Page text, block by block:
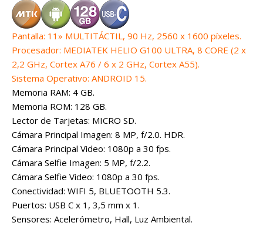
Pantalla: 11» MULTITÁCTIL, 90 Hz, 2560 x 1600 píxeles.
Procesador: MEDIATEK HELIO G100 ULTRA, 8 CORE (2 x
2,2 GHz, Cortex A76 / 6 x 2 GHz, Cortex A55).
Sistema Operativo: ANDROID 15.
Memoria RAM: 4 GB.
Memoria ROM: 128 GB.
Lector de Tarjetas: MICRO SD.
Cámara Principal Imagen: 8 MP, f/2.0. HDR.
Cámara Principal Video: 1080p a 30 fps.
Cámara Selfie Imagen: 5 MP, f/2.2.
Cámara Selfie Video: 1080p a 30 fps.
Conectividad: WIFI 5, BLUETOOTH 5.3.
Puertos: USB C x 1, 3,5 mm x 1.
Sensores: Acelerómetro, Hall, Luz Ambiental.